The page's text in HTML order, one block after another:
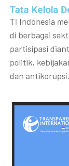
Tata Kelola
TI Indonesia
di berbagai
partisipasi
politik,
dan antikorupsi.